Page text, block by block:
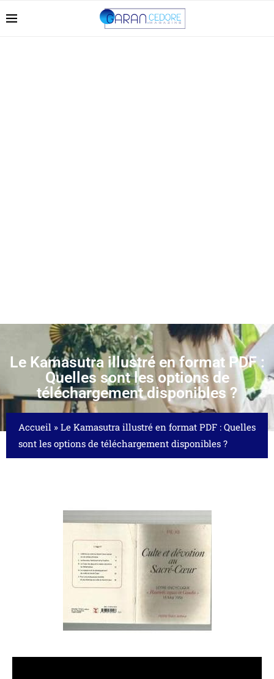
Le Kamasutra illustré en format PDF :
Quelles sont les options de
téléchargement disponibles ?
Accueil » Le Kamasutra illustré en format PDF : Quelles
sont les options de téléchargement disponibles ?